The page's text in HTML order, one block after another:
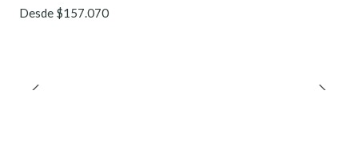
Desde $157.070